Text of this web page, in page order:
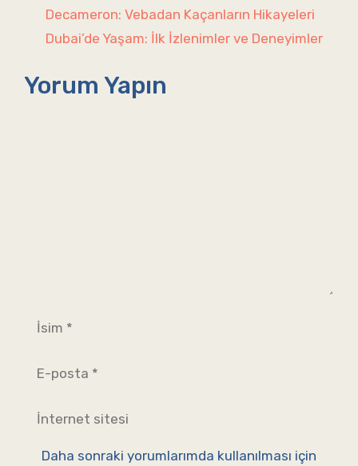
Decameron: Vebadan Kaçanların Hikayeleri
Dubai’de Yaşam: İlk İzlenimler ve Deneyimler
Yorum Yapın
İsim
posta
İnternet
sitesi
Daha sonraki yorumlarımda kullanılması için